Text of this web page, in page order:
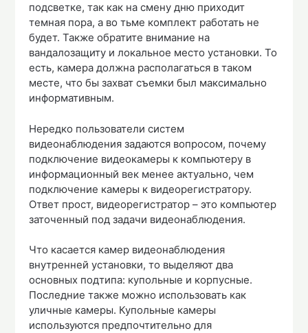
подсветке, так как на смену дню приходит
темная пора, а во тьме комплект работать не
будет. Также обратите внимание на
вандалозащиту и локальное место установки. То
есть, камера должна располагаться в таком
месте, что бы захват съемки был максимально
информативным.
Нередко пользователи систем
видеонаблюдения задаются вопросом, почему
подключение видеокамеры к компьютеру в
информационный век менее актуально, чем
подключение камеры к видеорегистратору.
Ответ прост, видеорегистратор – это компьютер
заточенный под задачи видеонаблюдения.
Что касается камер видеонаблюдения
внутренней установки, то выделяют два
основных подтипа: купольные и корпусные.
Последние также можно использовать как
уличные камеры. Купольные камеры
используются предпочтительно для